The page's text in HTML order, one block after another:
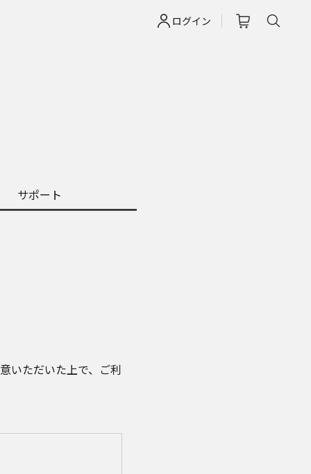
ログイン
サポート
いただいた上で、ご利